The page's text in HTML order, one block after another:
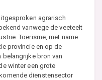
agrarisch
vanwege de veeteelt
Toerisme, met name
provincie en op de
belangrijke bron van
winter een grote
dienstensector